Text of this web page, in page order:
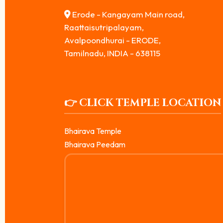
Erode - Kangayam Main road,
Raattaisutripalayam,
Avalpoondhurai - ERODE,
Tamilnadu, INDIA - 638115
👉 CLICK TEMPLE LOCATION
Bhairava Temple
Bhairava Peedam